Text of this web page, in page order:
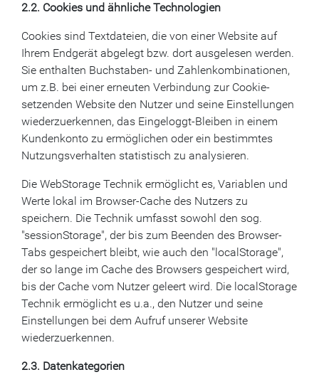
2.2. Cookies und ähnliche Technologien
Cookies sind Textdateien, die von einer Website auf
Ihrem Endgerät abgelegt bzw. dort ausgelesen werden.
Sie enthalten Buchstaben- und Zahlenkombinationen,
um z.B. bei einer erneuten Verbindung zur Cookie-
setzenden Website den Nutzer und seine Einstellungen
wiederzuerkennen, das Eingeloggt-Bleiben in einem
Kundenkonto zu ermöglichen oder ein bestimmtes
Nutzungsverhalten statistisch zu analysieren.
Die WebStorage Technik ermöglicht es, Variablen und
Werte lokal im Browser-Cache des Nutzers zu
speichern. Die Technik umfasst sowohl den sog.
"sessionStorage", der bis zum Beenden des Browser-
Tabs gespeichert bleibt, wie auch den "localStorage",
der so lange im Cache des Browsers gespeichert wird,
bis der Cache vom Nutzer geleert wird. Die localStorage
Technik ermöglicht es u.a., den Nutzer und seine
Einstellungen bei dem Aufruf unserer Website
wiederzuerkennen.
2.3. Datenkategorien